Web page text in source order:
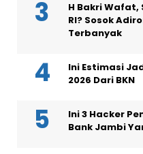
H Bakri Wafat,
RI? Sosok
Terbanyak
Ini Estimasi
2026 Dari BKN
Ini 3 Hacker
Bank Jambi